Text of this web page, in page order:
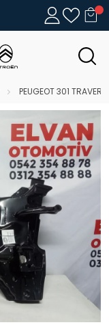
PEUGEOT 301 TRAVERS